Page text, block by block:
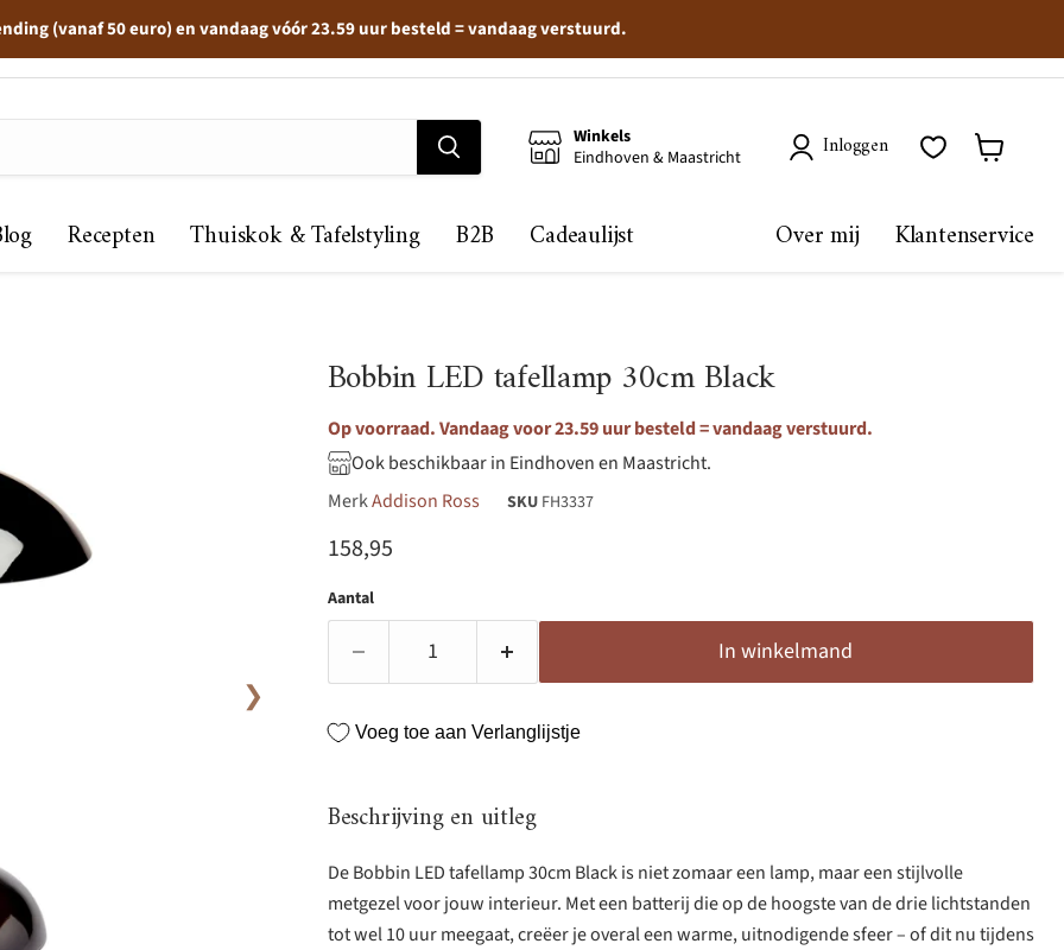
(vanaf 50 euro) en vandaag vóór 23.59 uur besteld = vandaag verstuurd.
Winkels
Eindhoven & Maastricht
Inloggen
Recepten Thuiskok & Tafelstyling B2B Cadeaulijst Over mij Klantenservice
❯
Bobbin LED tafellamp 30cm Black
Op voorraad. Vandaag voor 23.59 uur besteld = vandaag verstuurd.
Ook beschikbaar in Eindhoven en Maastricht.
MerkAddison Ross SKU FH3337
Huidige prijs
158,95
Aantal
In winkelmand
Voeg toe aan Verlanglijstje
Beschrijving en uitleg
De Bobbin LED tafellamp 30cm Black is niet zomaar een lamp, maar een stijlvolle
metgezel voor jouw interieur. Met een batterij die op de hoogste van de drie lichtstanden
tot wel 10 uur meegaat, creëer je overal een warme, uitnodigende sfeer – of dit nu tijdens